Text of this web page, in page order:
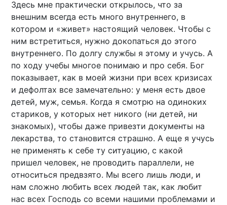
Здесь мне практически открылось, что за
внешним всегда есть много внутреннего, в
котором и «живет» настоящий человек. Чтобы с
ним встретиться, нужно докопаться до этого
внутреннего. По долгу службы я этому и учусь. А
по ходу учебы многое понимаю и про себя. Бог
показывает, как в моей жизни при всех кризисах
и дефолтах все замечательно: у меня есть двое
детей, муж, семья. Когда я смотрю на одиноких
стариков, у которых нет никого (ни детей, ни
знакомых), чтобы даже привезти документы на
лекарства, то становится страшно. А еще я учусь
не применять к себе ту ситуацию, с какой
пришел человек, не проводить параллели, не
относиться предвзято. Мы всего лишь люди, и
нам сложно любить всех людей так, как любит
нас всех Господь со всеми нашими проблемами и